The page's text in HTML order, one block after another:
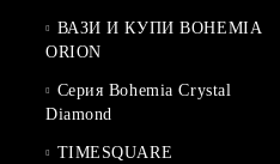
ВАЗИ И КУПИ BOHEMIA
ORION
Серия Bohemia Crystal
Diamond
TIMESQUARE